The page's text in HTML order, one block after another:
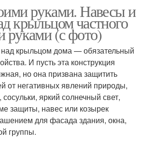
руками. Навесы и
крыльцом частного
руками (с фото)
крыльцом дома — обязательный
И пусть эта конструкция
но она призвана защитить
от негативных явлений природы,
сосульки, яркий солнечный свет,
защиты, навес или козырек
для фасада здания, окна,
группы.